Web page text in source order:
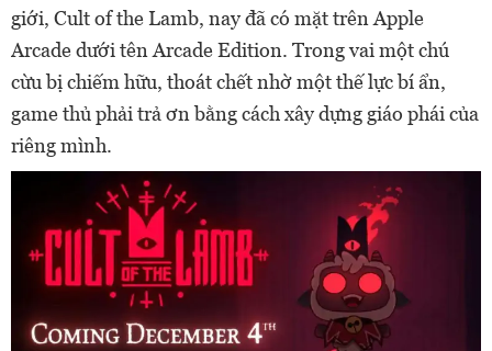
giới, Cult of the Lamb, nay đã có mặt trên Apple
Arcade dưới tên Arcade Edition. Trong vai một chú
cừu bị chiếm hữu, thoát chết nhờ một thế lực bí ẩn,
game thủ phải trả ơn bằng cách xây dựng giáo phái của
riêng mình.